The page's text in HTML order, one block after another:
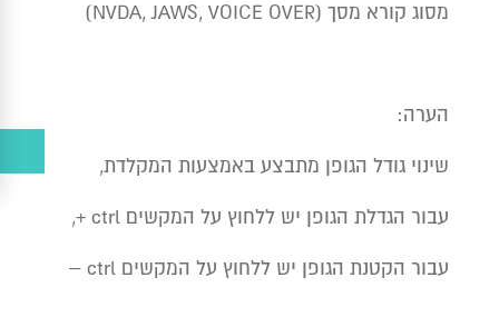
מסוג קורא מסך (NVDA, JAWS, VOICE OVER
)
הערה:
שינוי גודל הגופן מתבצע באמצעות המקלדת,
עבור הגדלת הגופן יש ללחוץ על המקשים ctrl +,
עבור הקטנת הגופן יש ללחוץ על המקשים ctrl –